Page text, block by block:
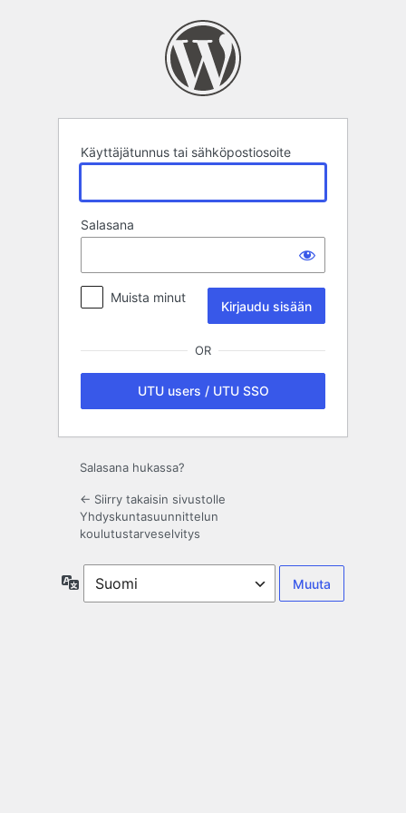
Käyttäjätunnus tai sähköpostiosoite
Salasana
Muista minut
OR
UTU users / UTU SSO
Salasana hukassa?
← Siirry takaisin sivustolle
Yhdyskuntasuunnittelun
koulutustarveselvitys
Kieli